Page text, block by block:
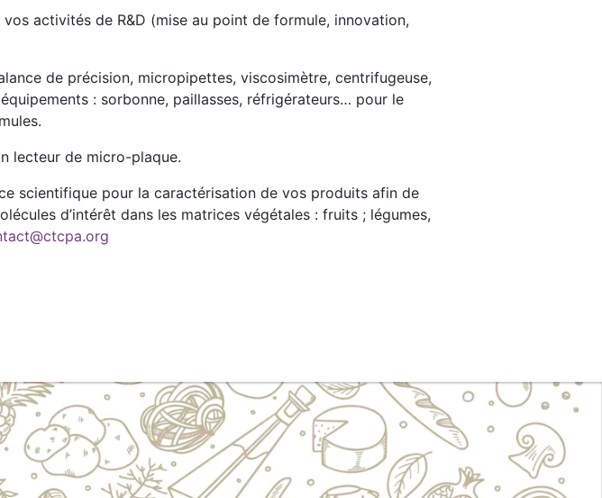
activités de R&D (mise au point de formule, innovation,
de précision, micropipettes, viscosimètre, centrifugeuse,
: sorbonne, paillasses, réfrigérateurs… pour le
lecteur de micro-plaque.
scientifique pour la caractérisation de vos produits afin de
d’intérêt dans les matrices végétales : fruits ; légumes,